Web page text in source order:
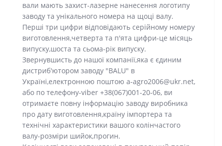
вали мають захист-лазерне нанесення логотипу
заводу та унікального номера на щоці валу.
Перші три цифри відповідають серійному номеру
виготовлення,четверта та п'ята цифри-це місяць
випуску,шоста та сьома-рік випуску.
Звернувшисть до нашої компанії,яка є єдиним
дистриб'ютором заводу "BALU" в
Україні,електронною поштою a-agro2006@ukr.net,
або по телефону-viber +38(067)001-20-06, ви
отримаєте повну інформацію заводу виробника
про дату виготовлення,країну імпортера та
технічні характеристики вашого колінчастого
валу-розміри шийок,прогин.